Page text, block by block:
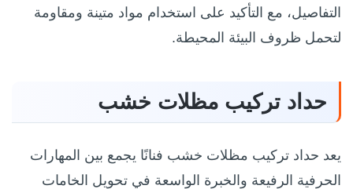
التفاصيل، مع التأكيد على استخدام مواد متينة ومقاومة
لتحمل ظروف البيئة المحيطة.
حداد تركيب مظلات خشب
يعد حداد تركيب مظلات خشب فنانًا يجمع بين المهارات
الحرفية الرفيعة والخبرة الواسعة في تحويل الخامات